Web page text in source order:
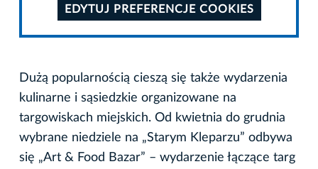
EDYTUJ PREFERENCJE COOKIES
Dużą popularnością cieszą się także wydarzenia
kulinarne i sąsiedzkie organizowane na
targowiskach miejskich. Od kwietnia do grudnia
wybrane niedziele na „Starym Kleparzu” odbywa
się „Art & Food Bazar” – wydarzenie łączące targ